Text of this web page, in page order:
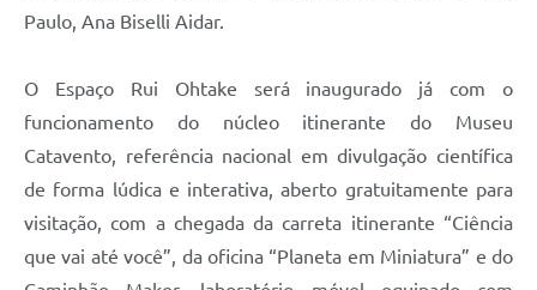
Paulo, Ana Biselli Aidar.
O Espaço Rui Ohtake será inaugurado já com o
funcionamento do núcleo itinerante do Museu
Catavento, referência nacional em divulgação científica
de forma lúdica e interativa, aberto gratuitamente para
visitação, com a chegada da carreta itinerante “Ciência
que vai até você”, da oficina “Planeta em Miniatura” e do